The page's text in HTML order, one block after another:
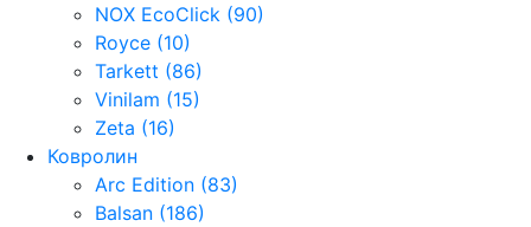
NOX EcoClick (90)
Royce (10)
Tarkett (86)
Vinilam (15)
Zeta (16)
Ковролин
Arc Edition (83)
Balsan (186)